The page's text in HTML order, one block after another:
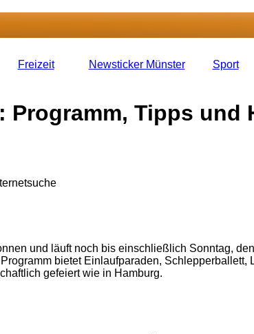
Freizeit Newsticker Münster Sport
Programm, Tipps und
und läuft noch bis einschließlich Sonntag,
bietet Einlaufparaden,
gefeiert wie in Hamburg.